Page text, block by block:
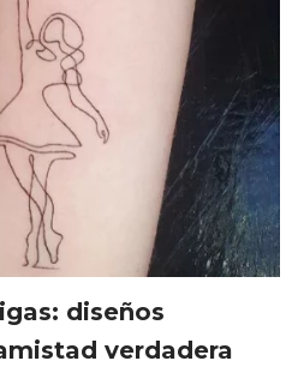
diseños
verdadera